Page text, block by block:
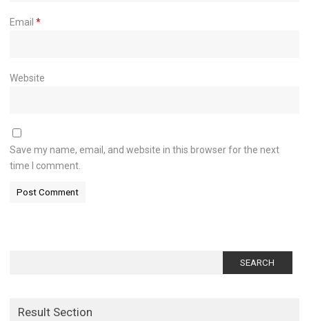
Email *
Website
Save my name, email, and website in this browser for the next
time I comment.
Result Section